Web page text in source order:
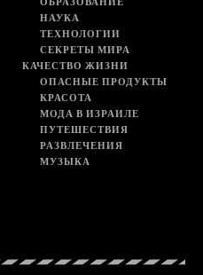
НАУКА
ТЕХНОЛОГИИ
СЕКРЕТЫ МИРА
КАЧЕСТВО ЖИЗНИ
ОПАСНЫЕ ПРОДУКТЫ
КРАСОТА
МОДА В ИЗРАИЛЕ
ПУТЕШЕСТВИЯ
РАЗВЛЕЧЕНИЯ
МУЗЫКА